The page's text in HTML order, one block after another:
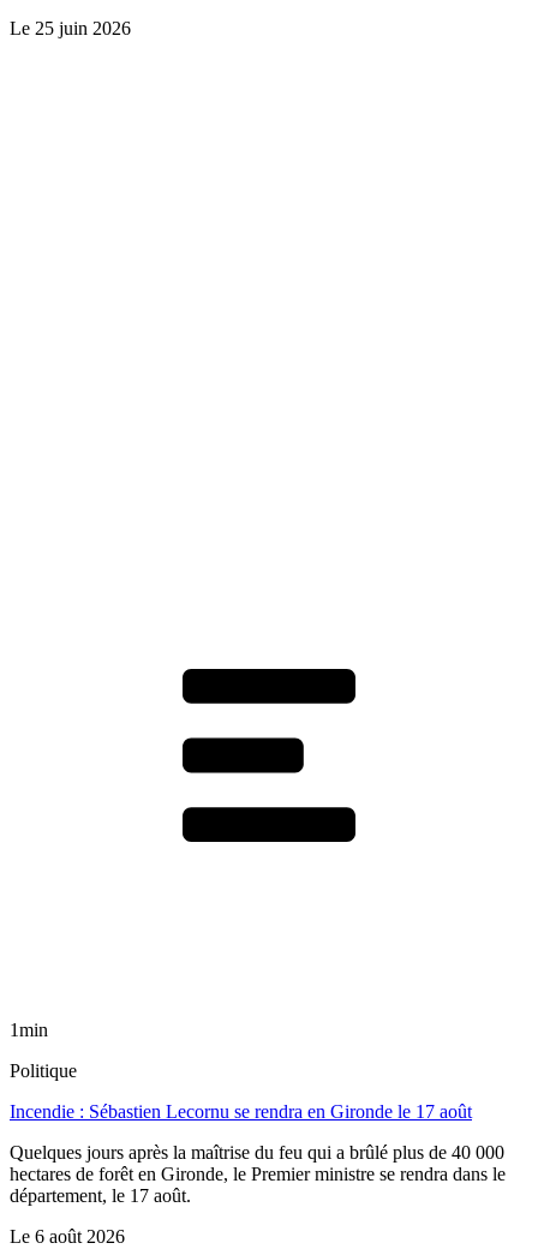
Le 25 juin 2026
1min
Politique
Incendie : Sébastien Lecornu se rendra en Gironde le 17 août
Quelques jours après la maîtrise du feu qui a brûlé plus de 40 000
hectares de forêt en Gironde, le Premier ministre se rendra dans le
département, le 17 août.
Le 6 août 2026